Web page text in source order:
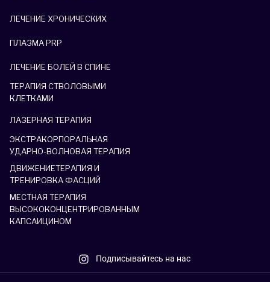
ЛЕЧЕНИЕ ХРОНИЧЕСКИХ
ПЛАЗМА PRP
ЛЕЧЕНИЕ БОЛЕЙ В СПИНЕ
ТЕРАПИЯ СТВОЛОВЫМИ
КЛЕТКАМИ
ЛАЗЕРНАЯ ТЕРАПИЯ
ЭКСТРАКОРПОРАЛЬНАЯ
УДАРНО-ВОЛНОВАЯ ТЕРАПИЯ
ДВИЖЕНИЕТЕРАПИЯ И
ТРЕНИРОВКА ФАСЦИЙ
МЕСТНАЯ ТЕРАПИЯ
ВЫСОКОКОНЦЕНТРИРОВАННЫМ
КАПСАИЦИНОМ
Подписывайтесь на нас